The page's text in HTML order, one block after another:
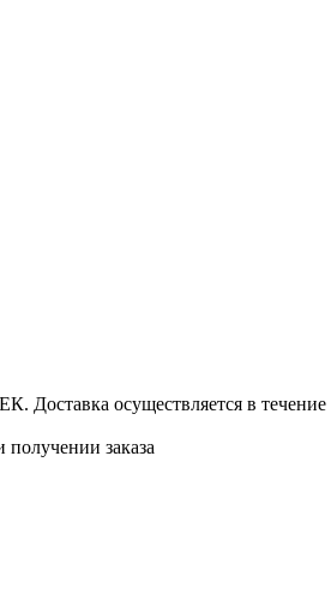
Доставка осуществляется в
заказа